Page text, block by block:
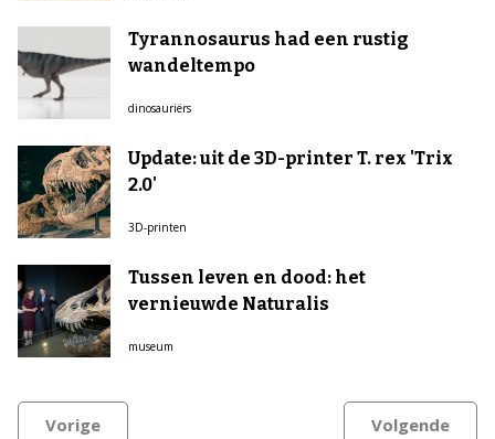
Tyrannosaurus had een rustig
wandeltempo
dinosauriërs
Update: uit de 3D-printer T. rex 'Trix
2.0'
3D-printen
Tussen leven en dood: het
vernieuwde Naturalis
museum
Vorige Volgende